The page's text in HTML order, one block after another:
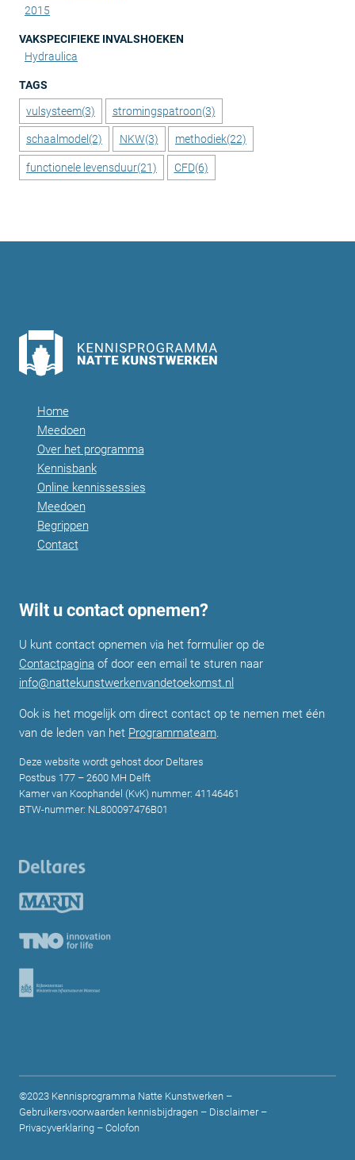
2015
VAKSPECIFIEKE INVALSHOEKEN
Hydraulica
TAGS
vulsysteem(3) stromingspatroon(3)
schaalmodel (2) NKW(3) methodiek(22)
functionele levensduur(21) CFD(6)
Home
Meedoen
Over het programma
Kennisbank
Online kennissessies
Meedoen
Begrippen
Contact
Wilt u contact opnemen?
U kunt contact opnemen via het formulier op de
Contactpagina of door een email te sturen naar
info@nattekunstwerkenvandetoekomst.nl
Ook is het mogelijk om direct contact op te nemen met één
van de leden van het Programmateam.
Deze website wordt gehost door Deltares
Postbus 177 – 2600 MH Delft
Kamer van Koophandel (KvK) nummer: 41146461
BTW-nummer: NL800097476B01
©2023 Kennisprogramma Natte Kunstwerken –
Gebruikersvoorwaarden kennisbijdragen – Disclaimer–
Privacyverklaring – Colofon